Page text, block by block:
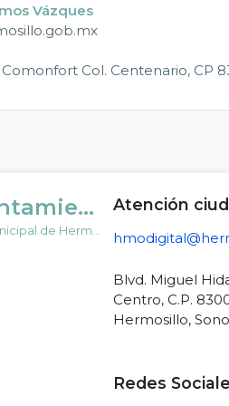
Vázques
Col. Centenario, CP
H. Ayuntamiento de Hermosillo
Gobierno Municipal de Hermosillo
Atención
Blvd. Miguel
Centro, C.P.
Hermosillo,
Redes